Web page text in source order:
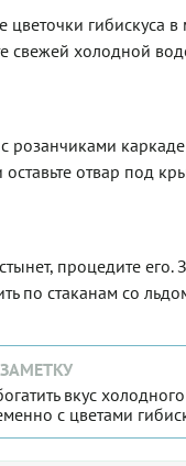
цветочки гибискуса
свежей холодной
розанчиками
отвар под
процедите
по стаканам со
вкус
с цветами